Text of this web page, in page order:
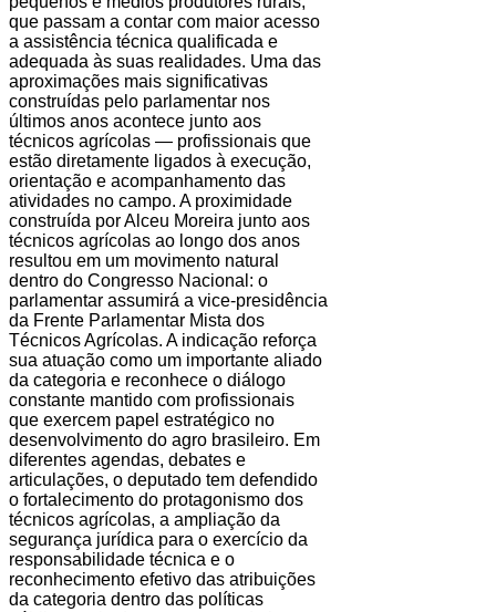
que passam a contar com maior acesso
a assistência técnica qualificada e
adequada às suas realidades. Uma das
aproximações mais significativas
construídas pelo parlamentar nos
últimos anos acontece junto aos
técnicos agrícolas — profissionais que
estão diretamente ligados à execução,
orientação e acompanhamento das
atividades no campo. A proximidade
construída por Alceu Moreira junto aos
técnicos agrícolas ao longo dos anos
resultou em um movimento natural
dentro do Congresso Nacional: o
parlamentar assumirá a vice-presidência
da Frente Parlamentar Mista dos
Técnicos Agrícolas. A indicação reforça
sua atuação como um importante aliado
da categoria e reconhece o diálogo
constante mantido com profissionais
que exercem papel estratégico no
desenvolvimento do agro brasileiro. Em
diferentes agendas, debates e
articulações, o deputado tem defendido
o fortalecimento do protagonismo dos
técnicos agrícolas, a ampliação da
segurança jurídica para o exercício da
responsabilidade técnica e o
reconhecimento efetivo das atribuições
da categoria dentro das políticas